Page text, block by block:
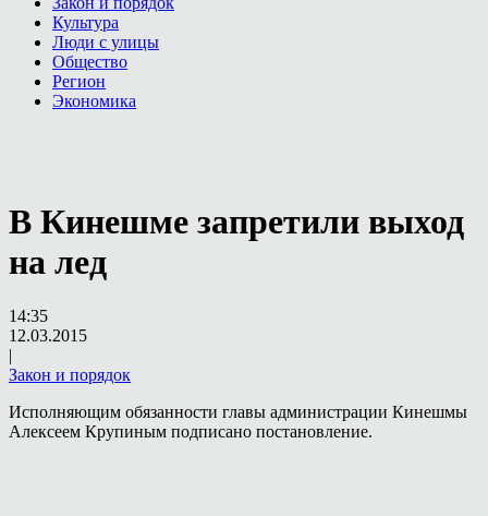
Культура
Люди с улицы
Общество
Регион
Экономика
В Кинешме запретили выход
на лед
14:35
12.03.2015
|
Закон и порядок
Исполняющим обязанности главы администрации Кинешмы
Алексеем Крупиным подписано постановление.